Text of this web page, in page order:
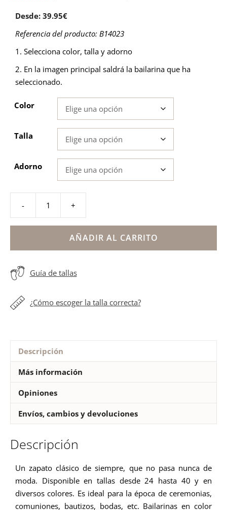
Desde: 39.95€
Referencia del producto: B14023
1. Selecciona color, talla y adorno
2. En la imagen principal saldrá la bailarina que ha
seleccionado.
Color
Talla
Adorno
-
plata
con
adornos
+
AÑADIR AL CARRITO
Guía de tallas
¿Cómo escoger la talla correcta?
Descripción
Más información
Opiniones
Envíos, cambios y devoluciones
Descripción
Un zapato clásico de siempre, que no pasa nunca de
moda. Disponible en tallas desde 24 hasta 40 y en
diversos colores. Es ideal para la época de ceremonias,
comuniones, bautizos, bodas, etc. Bailarinas en color